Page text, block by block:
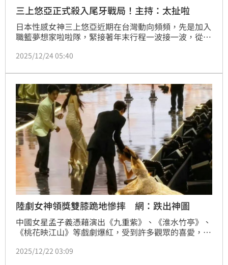
三上悠亞正式殺入尾牙戰局！主持：太扯啦
日本性感女神三上悠亞近期在台灣動向頻頻，先是加入
職籃夢想家啦啦隊，緊接著年末行程一波接一波，從應
灣跨年與尾牙戰局」。近日她低調現身一場直播公司所
沸騰，連主持人黃豪平都忍不住在社群直呼「太扯了
啦」
2025/12/24 05:40
陸劇女神領獎雙膝跪地慘摔 網：跌出神圖
中國女星孟子義憑藉演出《九重紫》、《淮水竹亭》、
《桃花映江山》等戲劇爆紅，受到許多觀眾的喜愛，而
沒想到在上台領獎時不小心踩到禮服，導致她在階梯上
2025/12/22 03:09